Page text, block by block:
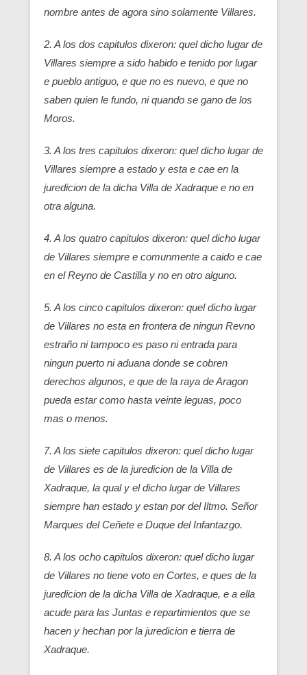
nombre antes de agora sino solamente Villares.
2. A los dos capitulos dixeron: quel dicho lugar de
Villares siempre a sido habido e tenido por lugar
e pueblo antiguo, e que no es nuevo, e que no
saben quien le fundo, ni quando se gano de los
Moros.
3. A los tres capitulos dixeron: quel dicho lugar de
Villares siempre a estado y esta e cae en la
juredicion de la dicha Villa de Xadraque e no en
otra alguna.
4. A los quatro capitulos dixeron: quel dicho lugar
de Villares siempre e comunmente a caido e cae
en el Reyno de Castilla y no en otro alguno.
5. A los cinco capitulos dixeron: quel dicho lugar
de Villares no esta en frontera de ningun Revno
estraño ni tampoco es paso ni entrada para
ningun puerto ni aduana donde se cobren
derechos algunos, e que de la raya de Aragon
pueda estar como hasta veinte leguas, poco
mas o menos.
7. A los siete capitulos dixeron: quel dicho lugar
de Villares es de la juredicion de la Villa de
Xadraque, la qual y el dicho lugar de Villares
siempre han estado y estan por del Iltmo. Señor
Marques del Ceñete e Duque del Infantazgo.
8. A los ocho capitulos dixeron: quel dicho lugar
de Villares no tiene voto en Cortes, e ques de la
juredicion de la dicha Villa de Xadraque, e a ella
acude para las Juntas e repartimientos que se
hacen y hechan por la juredicion e tierra de
Xadraque.